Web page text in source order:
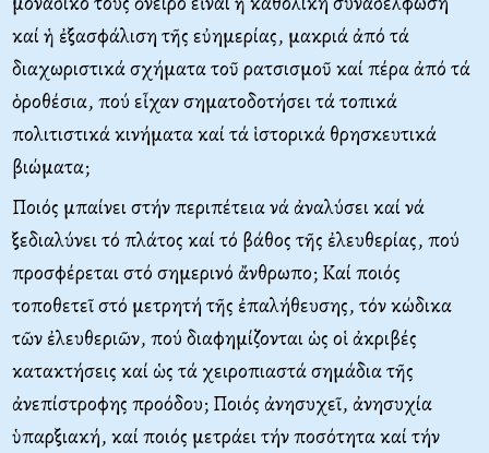
καί ἡ ἐξασφάλιση τῆς εὐημερίας, μακριά ἀπό τά
διαχωριστικά σχήματα τοῦ ρατσισμοῦ καί πέρα ἀπό τά
ὁροθέσια, πού εἶχαν σηματοδοτήσει τά τοπικά
πολιτιστικά κινήματα καί τά ἱστορικά θρησκευτικά
βιώματα;
Ποιός μπαίνει στήν περιπέτεια νά ἀναλύσει καί νά
ξεδιαλύνει τό πλάτος καί τό βάθος τῆς ἐλευθερίας, πού
προσφέρεται στό σημερινό ἄνθρωπο; Καί ποιός
τοποθετεῖ στό μετρητή τῆς ἐπαλήθευσης, τόν κώδικα
τῶν ἐλευθεριῶν, πού διαφημίζονται ὡς οἱ ἀκριβές
κατακτήσεις καί ὡς τά χειροπιαστά σημάδια τῆς
ἀνεπίστροφης προόδου; Ποιός ἀνησυχεῖ, ἀνησυχία
ὑπαρξιακή, καί ποιός μετράει τήν ποσότητα καί τήν